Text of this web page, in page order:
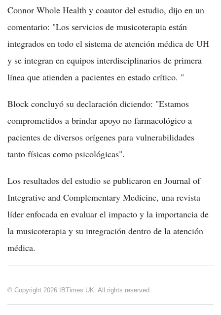
Connor Whole Health y coautor del estudio, dijo en un
comentario: "Los servicios de musicoterapia están
integrados en todo el sistema de atención médica de UH
y se integran en equipos interdisciplinarios de primera
línea que atienden a pacientes en estado crítico. "
Block concluyó su declaración diciendo: "Estamos
comprometidos a brindar apoyo no farmacológico a
pacientes de diversos orígenes para vulnerabilidades
tanto físicas como psicológicas".
Los resultados del estudio se publicaron en Journal of
Integrative and Complementary Medicine, una revista
líder enfocada en evaluar el impacto y la importancia de
la musicoterapia y su integración dentro de la atención
médica.
© Copyright 2026 IBTimes UK. All rights reserved.